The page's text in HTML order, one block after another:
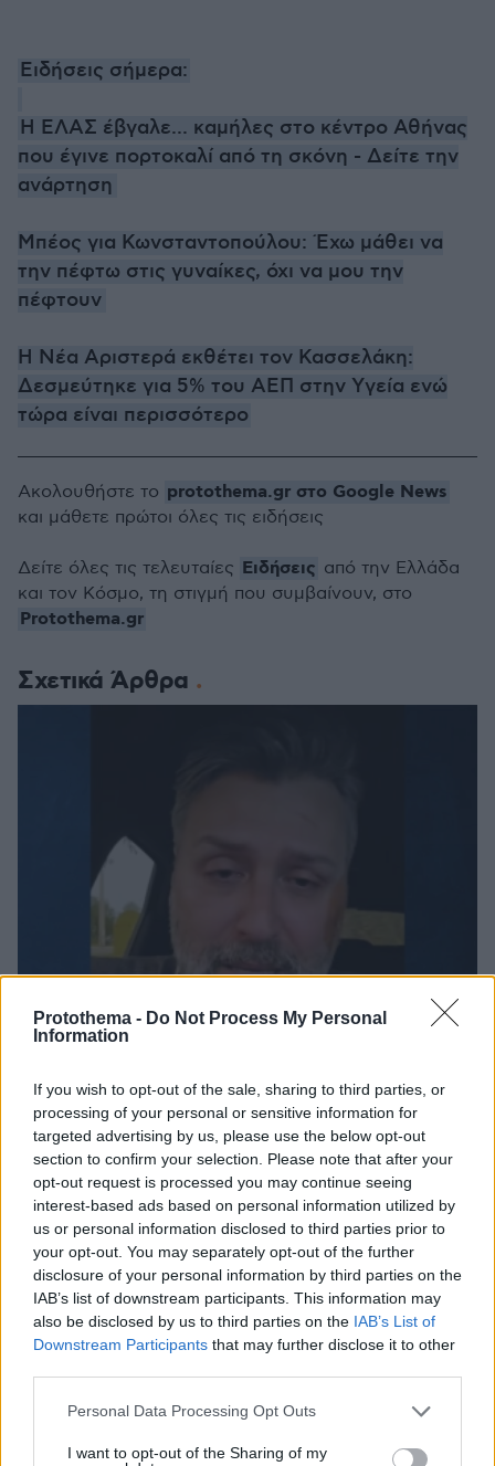
Protothema - Do Not Process My Personal
Information
If you wish to opt-out of the sale, sharing to third parties, or
processing of your personal or sensitive information for
targeted advertising by us, please use the below opt-out
section to confirm your selection. Please note that after your
opt-out request is processed you may continue seeing
interest-based ads based on personal information utilized by
us or personal information disclosed to third parties prior to
your opt-out. You may separately opt-out of the further
disclosure of your personal information by third parties on the
IAB’s list of downstream participants. This information may
also be disclosed by us to third parties on the IAB’s List of
Downstream Participants that may further disclose it to other
Please note that this website/app uses one or more Google
not limited to your visit or usage behaviour. You may click to
Personal Data Processing Opt Outs
I want to opt-out of the Sharing of my
Ειδήσεις σήμερα:
Η ΕΛΑΣ έβγαλε... καμήλες στο κέντρο Αθήνας
που έγινε πορτοκαλί από τη σκόνη - Δείτε την
ανάρτηση
Μπέος για Κωνσταντοπούλου: Έχω μάθει να
την πέφτω στις γυναίκες, όχι να μου την
πέφτουν
Η Νέα Αριστερά εκθέτει τον Κασσελάκη:
Δεσμεύτηκε για 5% του ΑΕΠ στην Yγεία ενώ
τώρα είναι περισσότερο
Σχετικά Άρθρα
Στη ΜΕΘ έπειτα από ανακοπή ο πατέρας του Καλλιάνου -
Το ξέσπασμα του βουλευτή της ΝΔ
24.04.2024, 12:39
Ακολουθήστε το protothema.gr στο Google News
και μάθετε πρώτοι όλες τις ειδήσεις
Δείτε όλες τις τελευταίες Ειδήσεις από την Ελλάδα
και τον Κόσμο, τη στιγμή που συμβαίνουν, στο
Protothema.gr
ΣΧΟΛΙΑ(107)
ΠΡΟΣΘΗΚΗ ΣΧΟΛΙΟΥ
Όχι άλλο κάρβουνο...
25.04.2024, 08:34